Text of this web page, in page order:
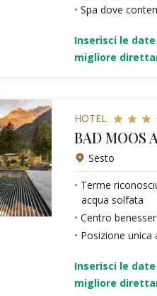
Spa dove
Inserisci le
migliore
HOTEL
BAD MOOS
Sesto
Terme
acqua solfata
Centro
Posizione unica
Inserisci le
migliore